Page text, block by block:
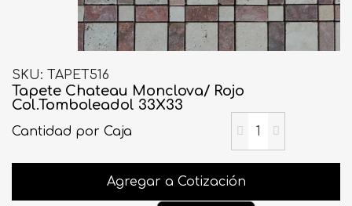
SKU TAPET516
Tapete Chateau Monclova/ Rojo
Col.Tomboleadol 33X33
Cantidad por Caja
Agregar a Cotización